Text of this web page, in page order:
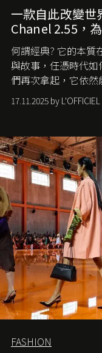
一款自此改變世
Chanel 2.55，
何謂經典? 它的本質
與故事，任憑時代
們再次拿起，它依然
手袋更是這樣存在，
位。如果說每個女生
愛它的雋永與優雅
甚麼取名叫 2.55 ？
歲月，回顧 2.55 的
17.11.2025 by
FASHION